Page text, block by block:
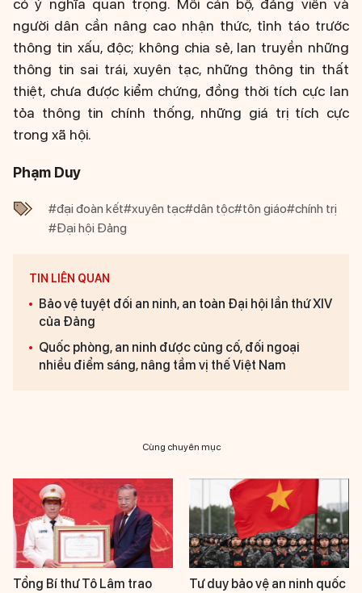
có ý nghĩa quan trọng. Mỗi cán bộ, đảng viên và
người dân cần nâng cao nhận thức, tỉnh táo trước
thông tin xấu, độc; không chia sẻ, lan truyền những
thông tin sai trái, xuyên tạc, những thông tin thất
thiệt, chưa được kiểm chứng, đồng thời tích cực lan
tỏa thông tin chính thống, những giá trị tích cực
trong xã hội.
Phạm Duy
#đại đoàn kết#xuyên tạc#dân tộc#tôn giáo#chính trị
#Đại hội Đảng
TIN LIÊN QUAN
Bảo vệ tuyệt đối an ninh, an toàn Đại hội lần thứ XIV
của Đảng
Quốc phòng, an ninh được củng cố, đối ngoại
nhiều điểm sáng, nâng tầm vị thế Việt Nam
Cùng chuyên mục
Tổng Bí thư Tô Lâm trao
Tư duy bảo vệ an ninh quốc